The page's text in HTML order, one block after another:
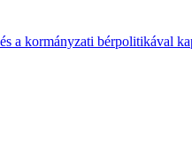
a kormányzati bérpolitikával